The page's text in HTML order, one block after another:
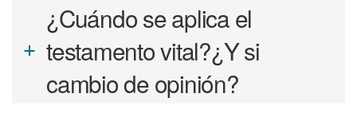
a
¿Cuándo se aplica el
testamento vital?¿Y si
cambio de opinión?